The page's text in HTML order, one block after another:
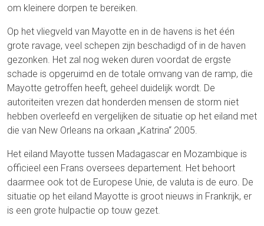
om kleinere dorpen te bereiken.
Op het vliegveld van Mayotte en in de havens is het één
grote ravage, veel schepen zijn beschadigd of in de haven
gezonken. Het zal nog weken duren voordat de ergste
schade is opgeruimd en de totale omvang van de ramp, die
Mayotte getroffen heeft, geheel duidelijk wordt. De
autoriteiten vrezen dat honderden mensen de storm niet
hebben overleefd en vergelijken de situatie op het eiland met
die van New Orleans na orkaan „Katrina“ 2005.
Het eiland Mayotte tussen Madagascar en Mozambique is
officieel een Frans oversees departement. Het behoort
daarmee ook tot de Europese Unie, de valuta is de euro. De
situatie op het eiland Mayotte is groot nieuws in Frankrijk, er
is een grote hulpactie op touw gezet.